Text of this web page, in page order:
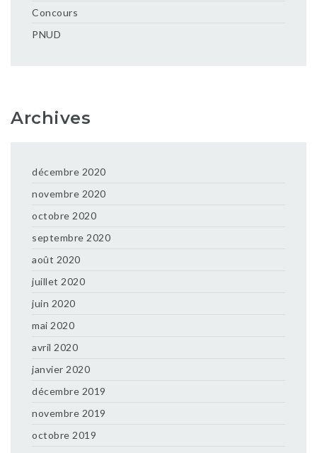
Concours
PNUD
Archives
décembre 2020
novembre 2020
octobre 2020
septembre 2020
août 2020
juillet 2020
juin 2020
mai 2020
avril 2020
janvier 2020
décembre 2019
novembre 2019
octobre 2019